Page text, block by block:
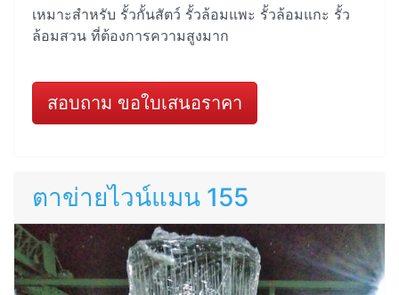
เหมาะสำหรับ รั้วกั้นสัตว์ รั้วล้อมแพะ รั้วล้อมแกะ รั้ว
ล้อมสวน ที่ต้องการความสูงมาก
สอบถาม ขอใบเสนอราคา
ตาข่ายไวน์แมน 155